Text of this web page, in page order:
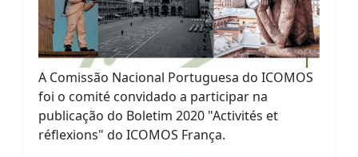
A Comissão Nacional Portuguesa do ICOMOS
foi o comité convidado a participar na
publicação do Boletim 2020 "Activités et
réflexions" do ICOMOS França.